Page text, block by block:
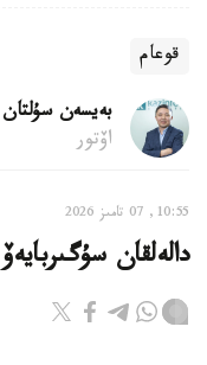
قوعام
بەيسەن سۇلتان
اۆتور
10:55, 07 تامىز 2026
دالەلقان سۇگىربايەۆ